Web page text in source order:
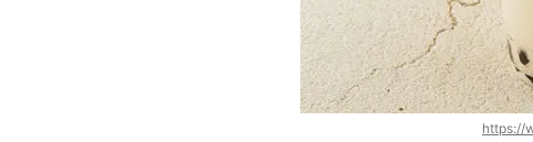
https://